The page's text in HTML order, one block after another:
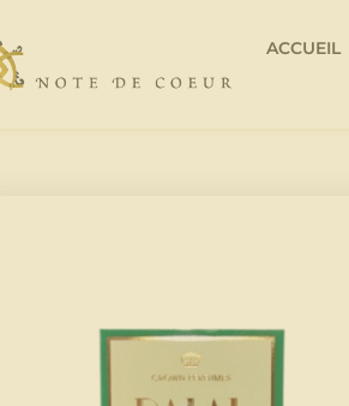
ACCUEIL